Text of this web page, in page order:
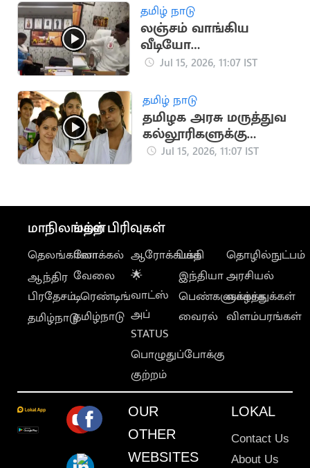
தமிழ் நாடு
லஞ்சம் வாங்கிய
வீடியோ
வெளியானதால்
வீராசாமி நீக்கம்
Jul 15, 2026, 11:07 IST
தமிழ் நாடு
தமிழக அரசு மருத்துவ
கல்லூரிகளுக்கு
கூடுதலாக 150 இடங்கள்
Jul 15, 2026, 11:07 IST
மாநிலங்கள்
தெலங்கானா
ஆந்திர
பிரதேசம்
தமிழ்நாடு
மற்ற பிரிவுகள்
லோக்கல்
வேலை
டிரெண்டிங்
தமிழ்நாடு
ஆரோக்கியம்
🌟
வாட்ஸ்
அப்
STATUS
பொழுதுப்போக்கு
குற்றம்
பக்தி
இந்தியா
பெண்களுக்காக
வைரல்
தொழில்நுட்பம்
அரசியல்
வாழ்த்துக்கள்
விளம்பரங்கள்
OUR
OTHER
WEBSITES
LOKAL
Contact Us
About Us